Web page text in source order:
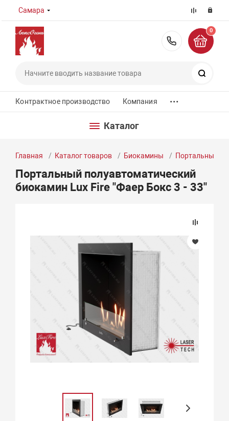
Самара
8 (800)
0
Контрактное производство Компания ...
Каталог
Главная Каталог товаров Биокамины Портальные
Портальный полуавтоматический
биокамин Lux Fire "Фаер Бокс 3 - 33"